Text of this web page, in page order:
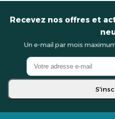
Recevez nos offres et
Un e-mail par mois